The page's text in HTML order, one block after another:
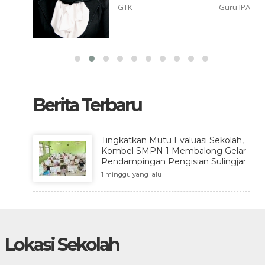
GTK
Guru IPA
Berita Terbaru
Tingkatkan Mutu Evaluasi Sekolah,
Kombel SMPN 1 Membalong Gelar
Pendampingan Pengisian Sulingjar
1 minggu yang lalu
Lokasi Sekolah